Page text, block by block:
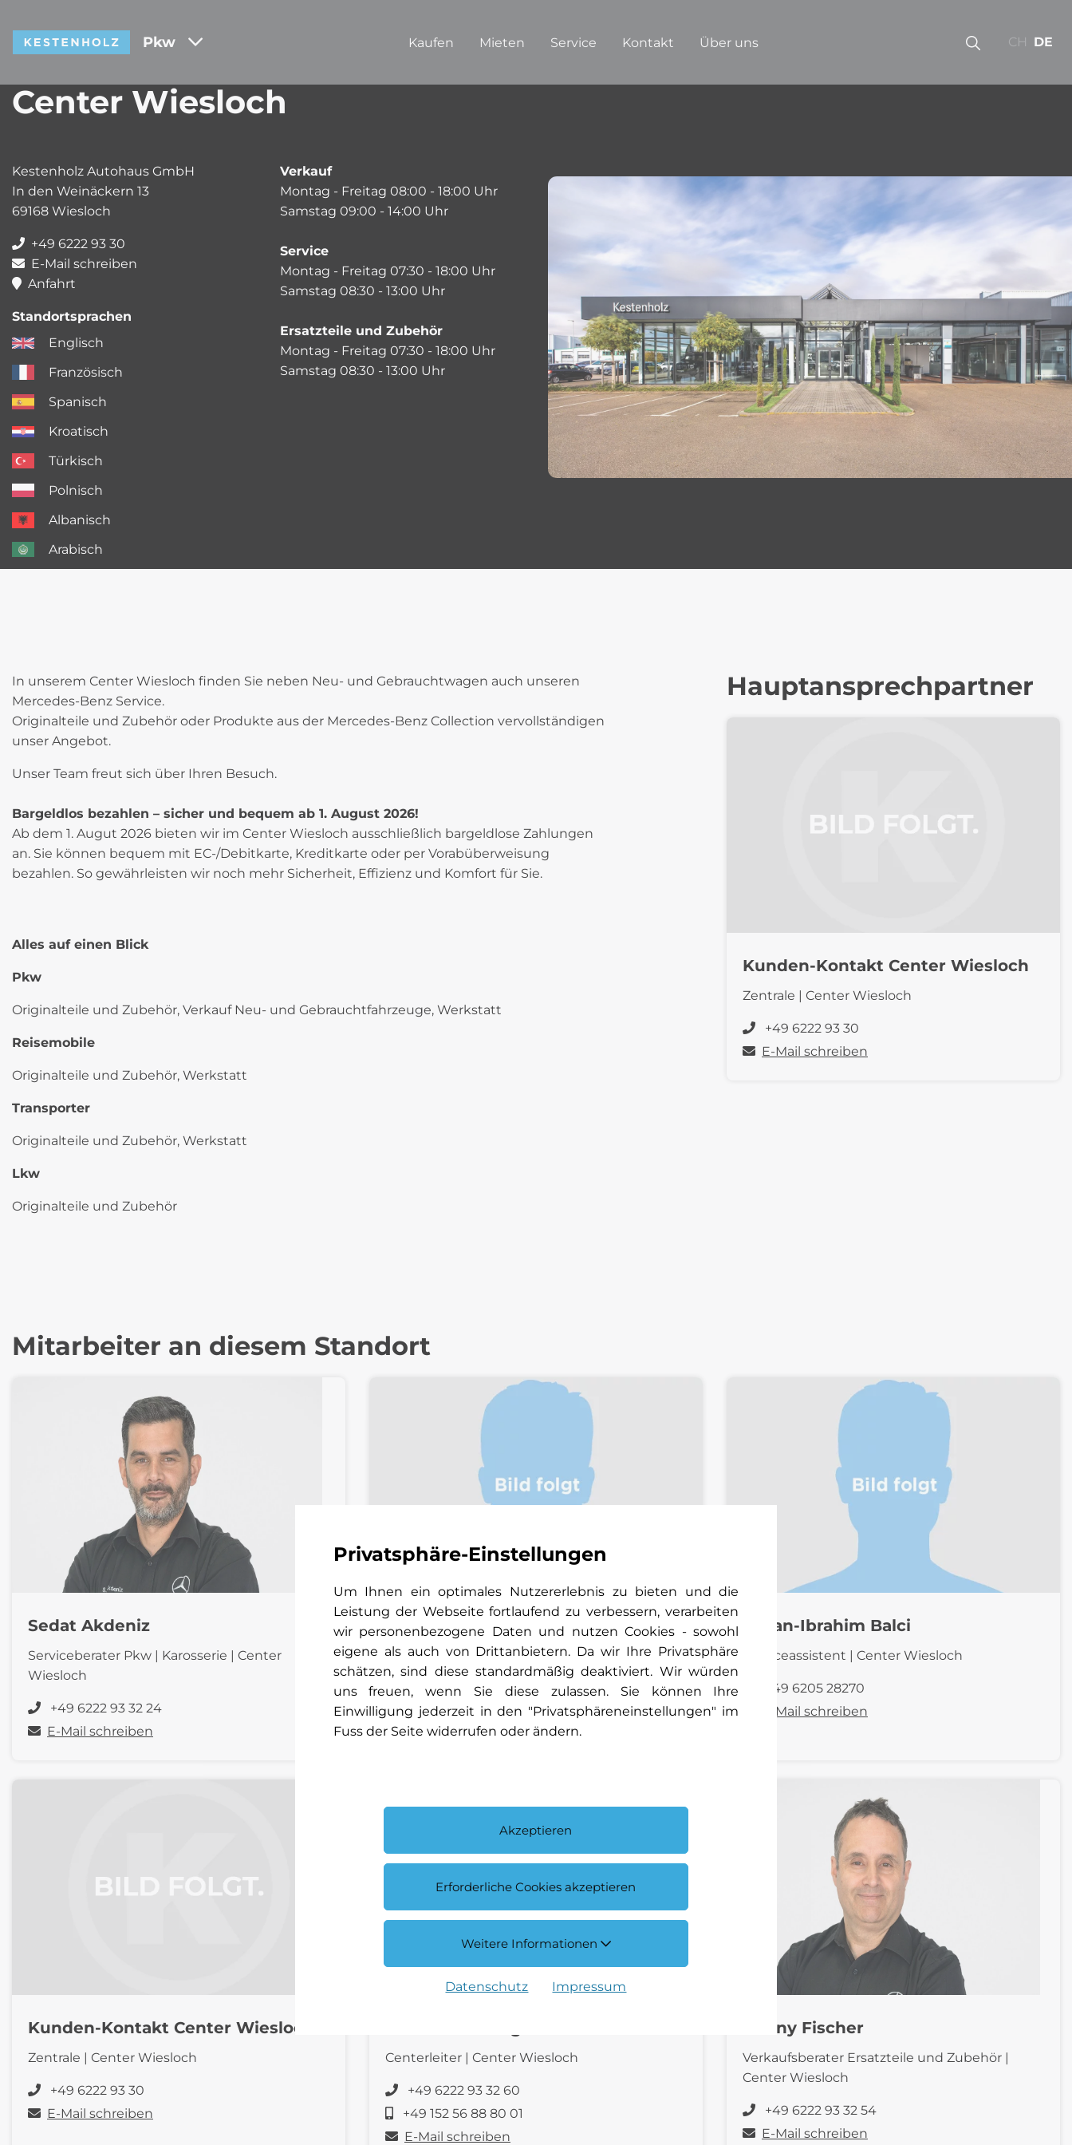
Privatsphäre-Einstellungen
Um Ihnen ein optimales Nutzererlebnis zu bieten und die
Leistung der Webseite fortlaufend zu verbessern, verarbeiten
wir personenbezogene Daten und nutzen Cookies - sowohl
eigene als auch von Drittanbietern. Da wir Ihre Privatsphäre
schätzen, sind diese standardmäßig deaktiviert. Wir würden
uns freuen, wenn Sie diese zulassen. Sie können Ihre
Einwilligung jederzeit in den "Privatsphäreneinstellungen" im
Fuss der Seite widerrufen oder ändern.
Akzeptieren
Erforderliche Cookies akzeptieren
Weitere Informationen
Datenschutz Impressum
Pkw Kaufen Mieten Service Kontakt Über uns CH DE
Center Wiesloch
Kestenholz Autohaus GmbH
In den Weinäckern 13
69168 Wiesloch
+49 6222 93 30
E-Mail schreiben
Anfahrt
Standortsprachen
Englisch
Französisch
Spanisch
Kroatisch
Türkisch
Polnisch
Albanisch
Arabisch
Verkauf
Montag - Freitag 08:00 - 18:00 Uhr
Samstag 09:00 - 14:00 Uhr
Service
Montag - Freitag 07:30 - 18:00 Uhr
Samstag 08:30 - 13:00 Uhr
Ersatzteile und Zubehör
Montag - Freitag 07:30 - 18:00 Uhr
Samstag 08:30 - 13:00 Uhr
In unserem Center Wiesloch finden Sie neben Neu- und Gebrauchtwagen auch unseren
Mercedes-Benz Service.
Originalteile und Zubehör oder Produkte aus der Mercedes-Benz Collection vervollständigen
unser Angebot.
Unser Team freut sich über Ihren Besuch.
Bargeldlos bezahlen – sicher und bequem ab 1. August 2026!
Ab dem 1. Augut 2026 bieten wir im Center Wiesloch ausschließlich bargeldlose Zahlungen
an. Sie können bequem mit EC-/Debitkarte, Kreditkarte oder per Vorabüberweisung
bezahlen. So gewährleisten wir noch mehr Sicherheit, Effizienz und Komfort für Sie.
Alles auf einen Blick
Pkw
Originalteile und Zubehör, Verkauf Neu- und Gebrauchtfahrzeuge, Werkstatt
Reisemobile
Originalteile und Zubehör, Werkstatt
Transporter
Originalteile und Zubehör, Werkstatt
Lkw
Originalteile und Zubehör
Hauptansprechpartner
Kunden-Kontakt Center Wiesloch
Zentrale | Center Wiesloch
+49 6222 93 30
E-Mail schreiben
Mitarbeiter an diesem Standort
Sedat Akdeniz
Serviceberater Pkw | Karosserie | Center
Wiesloch
+49 6222 93 32 24
E-Mail schreiben
Yasin Aslan
Serviceassistent Pkw | Center Wiesloch
+49 6222 93 30
E-Mail schreiben
Alisan-Ibrahim Balci
Serviceassistent | Center Wiesloch
+49 6205 28270
E-Mail schreiben
Kunden-Kontakt Center Wiesloch
Zentrale | Center Wiesloch
+49 6222 93 30
E-Mail schreiben
Centerleiter | Center Wiesloch
+49 6222 93 32 60
+49 152 56 88 80 01
E-Mail schreiben
Ronny Fischer
Verkaufsberater Ersatzteile und Zubehör |
Center Wiesloch
+49 6222 93 32 54
E-Mail schreiben